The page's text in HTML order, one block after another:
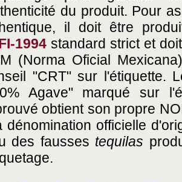
du produit. Pour
il doit être
1994 standard strict et
(Norma Oficial
"CRT" sur l'étiquette.
Agave" marqué sur
obtient son propre
dénomination officielle
des fausses tequilas